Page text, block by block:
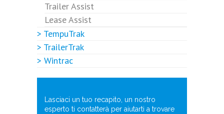
Trailer Assist
Lease Assist
> TempuTrak
> TrailerTrak
> Wintrac
Lasciaci un tuo recapito, un nostro
esperto ti contatterà per aiutarti a trovare